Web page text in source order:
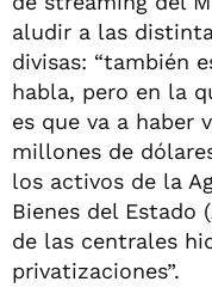
aludir a las
divisas: “también
habla, pero en la
es que va a haber
millones de
los activos de la
Bienes del Estado
de las centrales
privatizaciones”.